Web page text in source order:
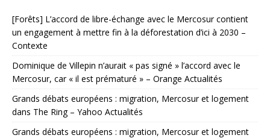
[Forêts] L’accord de libre-échange avec le Mercosur contient
un engagement à mettre fin à la déforestation d’ici à 2030 –
Contexte
Dominique de Villepin n’aurait « pas signé » l’accord avec le
Mercosur, car « il est prématuré » – Orange Actualités
Grands débats européens : migration, Mercosur et logement
dans The Ring – Yahoo Actualités
Grands débats européens : migration, Mercosur et logement